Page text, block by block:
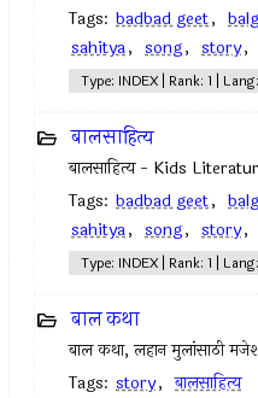
Tags: badbad geet,
sahitya, song, story,
Type: INDEX | Rank: 1 |
बालसाहित्य
बालसाहित्य - Kids
Tags: badbad geet,
sahitya, song, story,
Type: INDEX | Rank: 1 |
बाल कथा
बाल कथा, लहान मुलांसाठी
Tags: story, बालसाहित्य